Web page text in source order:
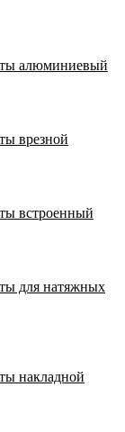
алюминиевый
врезной
встроенный
для натяжных
накладной